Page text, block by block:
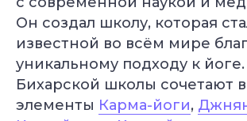
Он создал школу, которая
известной во всём мире
уникальному подходу к
Бихарской школы сочетают
элементы Карма-йоги,